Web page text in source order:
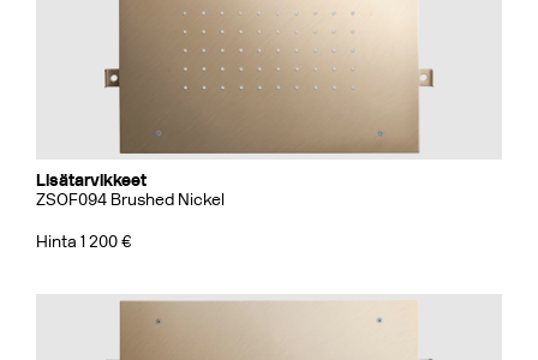
Lisätarvikkeet
ZSOF094 Brushed Nickel
Hinta 1 200 €